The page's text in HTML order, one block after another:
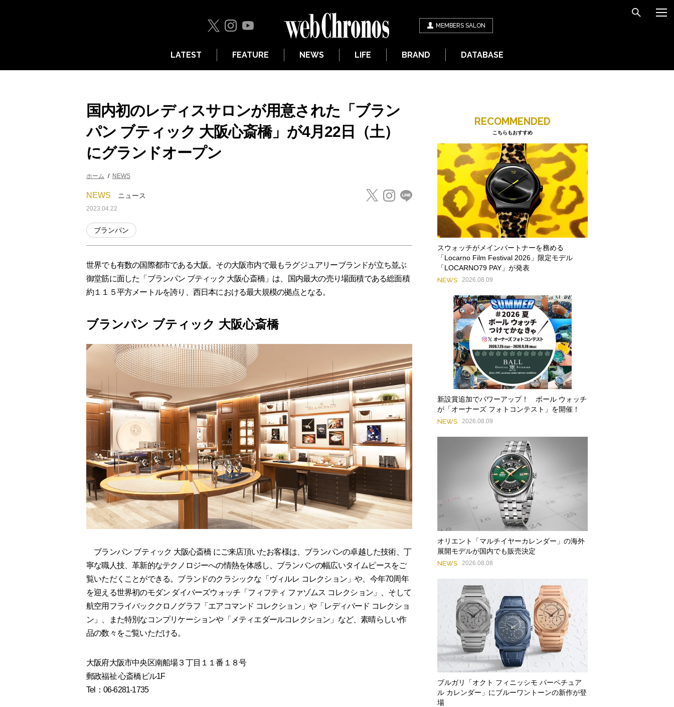
MEMBERS SALON
LATEST FEATURE NEWS LIFE BRAND DATABASE
国内初のレディスサロンが用意された「ブラン
パン ブティック 大阪心斎橋」が4月22日（土）
にグランドオープン
ホーム NEWS
NEWS ニュース
2023.04.22
ブランパン
世界でも有数の国際都市である大阪。その大阪市内で最もラグジュアリーブランドが立ち並ぶ
御堂筋に面した「ブランパン ブティック 大阪心斎橋」は、国内最大の売り場面積である総面積
約１１５平方メートルを誇り、西日本における最大規模の拠点となる。
ブランパン ブティック 大阪心斎橋
ブランパン ブティック 大阪心斎橋 にご来店頂いたお客様は、ブランパンの卓越した技術、丁
寧な職人技、革新的なテクノロジーへの情熱を体感し、ブランパンの幅広いタイムピースをご
覧いただくことができる。ブランドのクラシックな「ヴィルレ コレクション」や、今年70周年
を迎える世界初のモダン ダイバーズウォッチ「フィフティ ファゾムス コレクション」、そして
航空用フライバッククロノグラフ「エアコマンド コレクション」や「レディバード コレクショ
ン」、また特別なコンプリケーションや「メティエダールコレクション」など、素晴らしい作
品の数々をご覧いただける。
大阪府大阪市中央区南船場３丁目１１番１８号
郵政福祉 心斎橋ビル1F
Tel：06-6281-1735
RECOMMENDED
こちらもおすすめ
スウォッチがメインパートナーを務める
「Locarno Film Festival 2026」限定モデル
「LOCARNO79 PAY」が発表
NEWS 2026.08.09
新設賞追加でパワーアップ！ ボール ウォッチ
が「オーナーズ フォトコンテスト」を開催！
NEWS 2026.08.09
オリエント「マルチイヤーカレンダー」の海外
展開モデルが国内でも販売決定
NEWS 2026.08.08
ブルガリ「オクト フィニッシモ パーペチュア
ル カレンダー」にブルーワントーンの新作が登
場